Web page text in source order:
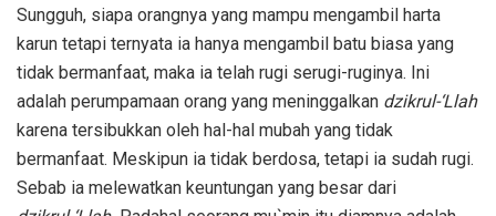
Sungguh, siapa orangnya yang mampu mengambil harta
karun tetapi ternyata ia hanya mengambil batu biasa yang
tidak bermanfaat, maka ia telah rugi serugi-ruginya. Ini
adalah perumpamaan orang yang meninggalkan dzikrul-‘Llah
karena tersibukkan oleh hal-hal mubah yang tidak
bermanfaat. Meskipun ia tidak berdosa, tetapi ia sudah rugi.
Sebab ia melewatkan keuntungan yang besar dari